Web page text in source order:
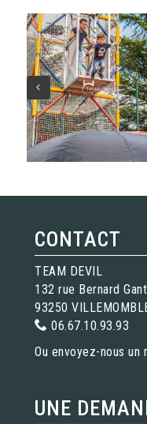
CONTACT
TEAM DEVIL
132 rue Bernard
93250
06.67.10.93.93
Ou envoyez-nous un
UNE